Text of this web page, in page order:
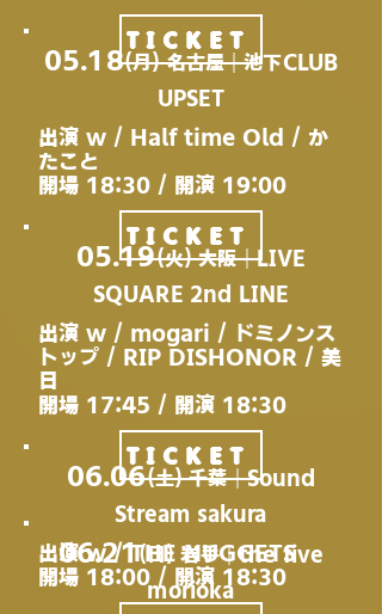
TICKET
05.18(月)​ 名古屋｜池下CLUB
UPSET
出演 w / Half time Old / か
たこと
開場 18:30 / 開演 19:00
TICKET
05.19(火)​大阪｜LIVE
SQUARE 2nd LINE
出演 w / mogari / ドミノンス
トップ / RIP DISHONOR / 美
日
開場 17:45 / 開演 18:30
TICKET
06.06(土)​ 千葉｜Sound
Stream sakura
出演 w / THE NUGGETS
開場 18:00 / 開演 18:30
06.21(日)​ 岩手｜the five
morioka